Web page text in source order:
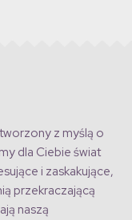
z myślą o
dla Ciebie świat
i zaskakujące,
przekraczającą
naszą